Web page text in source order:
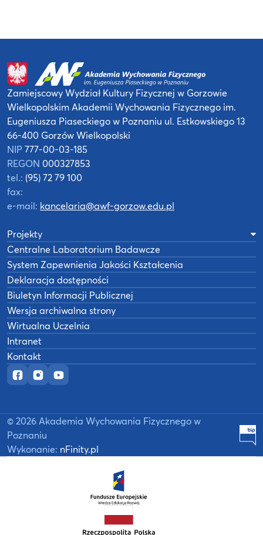
Oficjalny fanpage w serwisie Facebook
Oficjalny profil na Instagramie
Oficjalny kanał YouTube
Zamiejscowy Wydział Kultury Fizycznej w Gorzowie
Wielkopolskim Akademii Wychowania Fizycznego im.
Eugeniusza Piaseckiego w Poznaniu ul. Estkowskiego 13
66-400 Gorzów Wielkopolski
NIP 777-00-03-185
REGON 000327853
tel.: (95) 72 79 100
fax:
e-mail: kancelaria@awf-gorzow.edu.pl
Projekty
Centralne Laboratorium Badawcze
System Zapewnienia Jakości Kształcenia
Deklaracja dostępności
Biuletyn Informacji Publicznej
Wersja archiwalna strony
Wirtualna Uczelnia
Intranet
Kontakt
© 2026 Akademia Wychowania Fizycznego w
Poznaniu
Wykonanie: nFinity.pl